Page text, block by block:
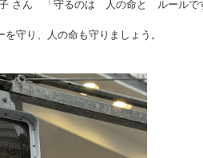
さん 「 守るのは 人の命と ルールで
守り、人の命も守りましょう。